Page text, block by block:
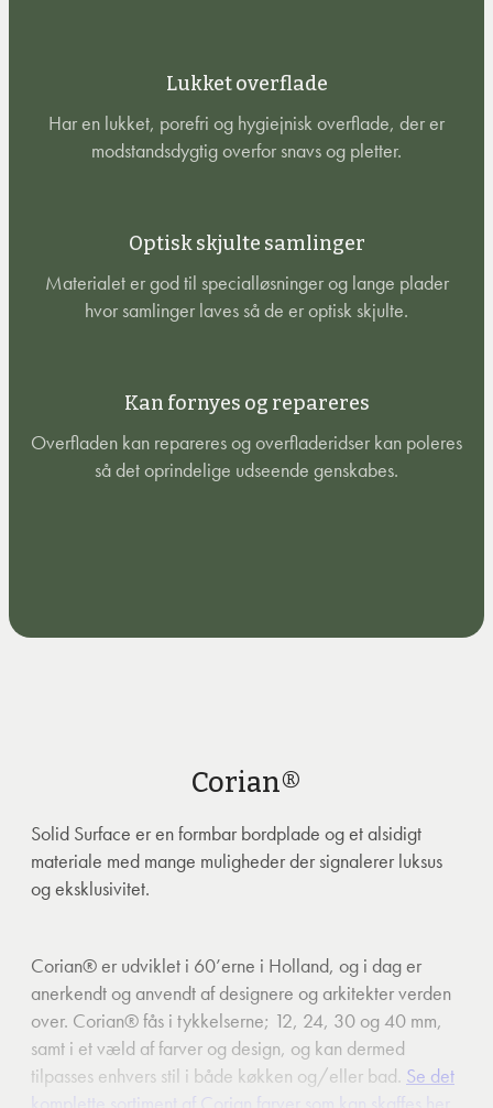
Lukket overflade
Har en lukket, porefri og hygiejnisk overflade, der er
modstandsdygtig overfor snavs og pletter.
Optisk skjulte samlinger
Materialet er god til specialløsninger og lange plader
hvor samlinger laves så de er optisk skjulte.
Kan fornyes og repareres
Overfladen kan repareres og overfladeridser kan poleres
så det oprindelige udseende genskabes.
Corian®
Solid Surface er en formbar bordplade og et alsidigt
materiale med mange muligheder der signalerer luksus
og eksklusivitet.
Corian® er udviklet i 60’erne i Holland, og i dag er
anerkendt og anvendt af designere og arkitekter verden
over. Corian® fås i tykkelserne; 12, 24, 30 og 40 mm,
samt i et væld af farver og design, og kan dermed
tilpasses enhvers stil i både køkken og/eller bad. Se det